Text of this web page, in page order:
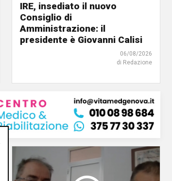
IRE, insediato il nuovo
Consiglio di
Amministrazione: il
presidente è Giovanni Calisi
06/08/2026
di Redazione